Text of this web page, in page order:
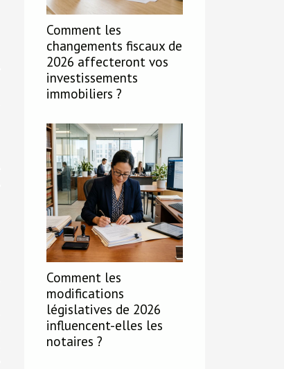
Comment les
changements fiscaux de
2026 affecteront vos
investissements
immobiliers ?
Comment les
modifications
législatives de 2026
influencent-elles les
notaires ?